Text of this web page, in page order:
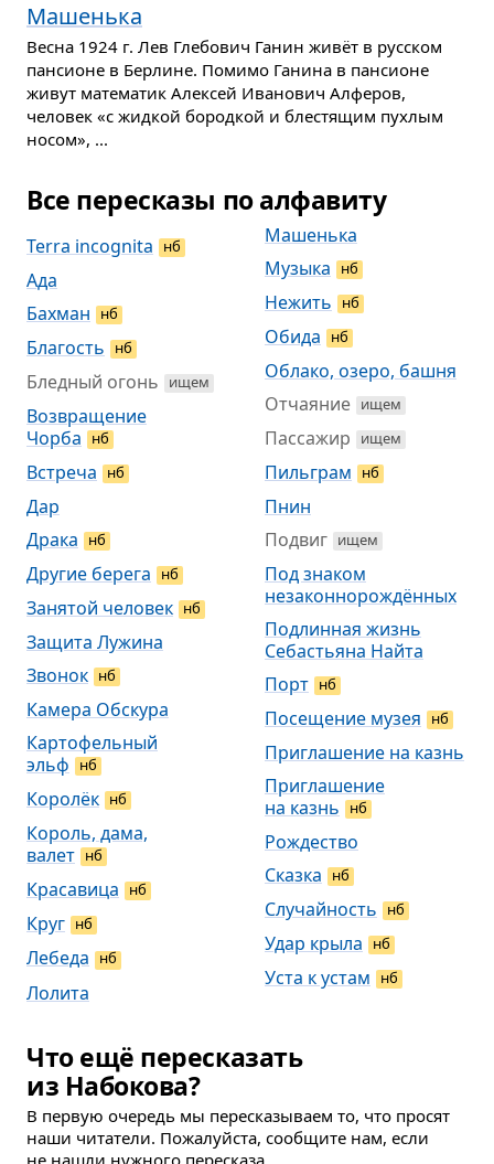
Машенька
Весна 1924 г. Лев Глебович Ганин живёт в русском
пансионе в Берлине. Помимо Ганина в пансионе
живут математик Алексей Иванович Алферов,
человек «с жидкой бородкой и блестящим пухлым
носом», ...
Все пересказы по алфавиту
Terra incognita нб
Ада
Бахман
нб
Благость нб
Бледный огонь ищем
Возвращение
Чорба
нб
Встреча нб
Дар
Драка
нб
Другие берега нб
Занятой человек нб
Защита Лужина
Звонок нб
Камера Обскура
Картофельный
эльф
нб
Королёк нб
Король, дама,
валет нб
Красавица нб
Круг нб
Лебеда нб
Лолита
Машенька
Музыка
нб
Нежить нб
Обида нб
Облако, озеро, башня
Отчаяние ищем
Пассажир ищем
Пильграм нб
Пнин
Подвиг ищем
Под знаком
незаконно­рождённых
Подлинная жизнь
Себастьяна Найта
Порт нб
Посещение музея нб
Приглашение на казнь
Приглашение
на казнь
нб
Рождество
Сказка
нб
Случайность нб
Удар крыла нб
Уста к устам нб
Что ещё пересказать
из Набокова?
В первую очередь мы пересказываем то, что просят
наши читатели. Пожалуйста, сообщите нам, если